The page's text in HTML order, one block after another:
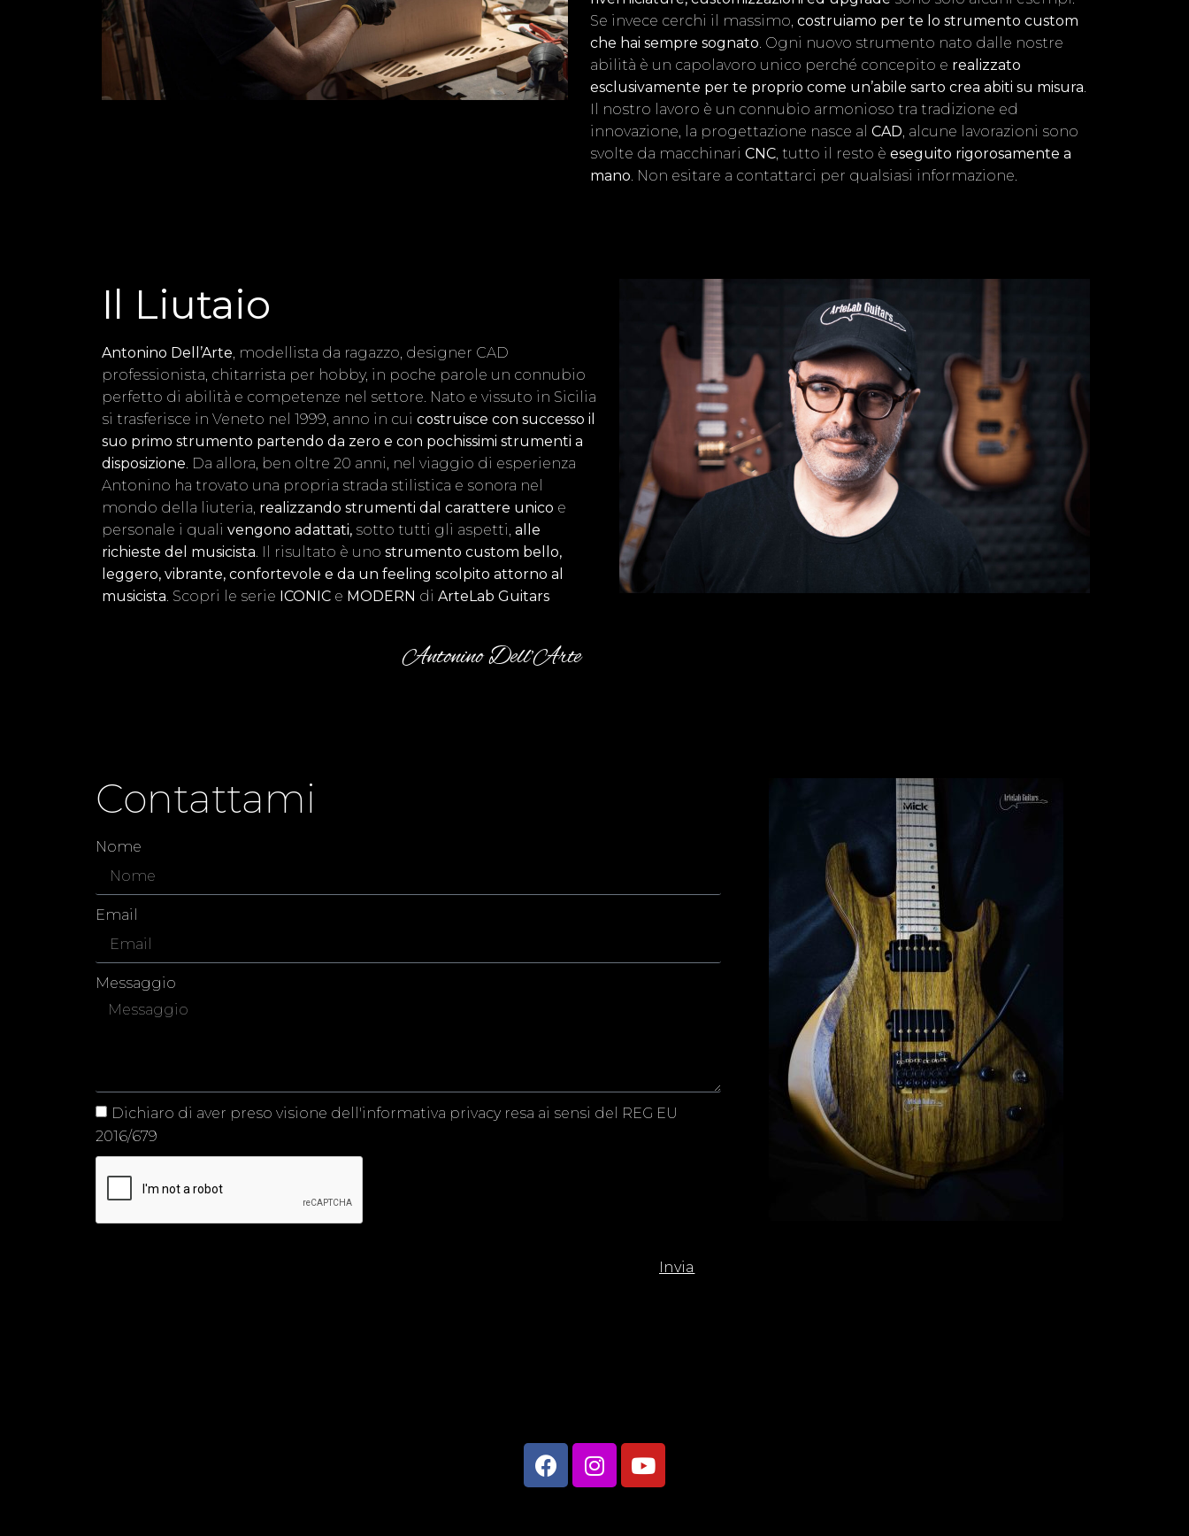
Se invece cerchi il massimo, costruiamo per te lo strumento custom
che hai sempre sognato . Ogni nuovo strumento nato dalle nostre
abilità è un capolavoro unico perché concepito e realizzato
esclusivamente per te proprio come un’abile sarto crea abiti su misura
Il nostro lavoro è un connubio armonioso tra tradizione ed
innovazione, la progettazione nasce al CAD , alcune lavorazioni sono
svolte da macchinari CNC, tutto il resto è eseguito rigorosamente a
mano . Non esitare a contattarci per qualsiasi informazione.
Il Liutaio
Antonino Dell’Arte, modellista da ragazzo, designer CAD
professionista, chitarrista per hobby, in poche parole un connubio
perfetto di abilità e competenze nel settore. Nato e vissuto in Sicilia
si trasferisce in Veneto nel 1999, anno in cui costruisce con successo il
suo primo strumento partendo da zero e con pochissimi strumenti a
disposizione. Da allora, ben oltre 20 anni, nel viaggio di esperienza
Antonino ha trovato una propria strada stilistica e sonora nel
mondo della liuteria, realizzando strumenti dal carattere unico e
personale i quali vengono adattati, sotto tutti gli aspetti, alle
richieste del musicista. Il risultato è uno strumento custom bello,
leggero, vibrante, confortevole e da un feeling scolpito attorno al
musicista. Scopri le serie ICONIC e MODERN di ArteLab Guitars
Antonino Dell’Arte
Contattami
Nome
Email
Messaggio
Dichiaro di aver preso visione dell'informativa privacy resa ai sensi del REG EU
2016/679
Invia